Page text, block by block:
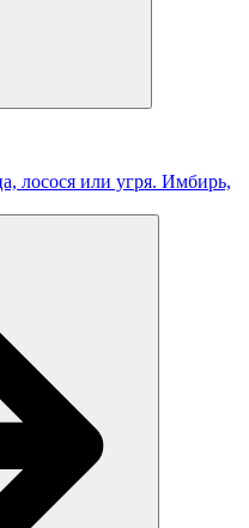
лосося или угря. Имбирь,